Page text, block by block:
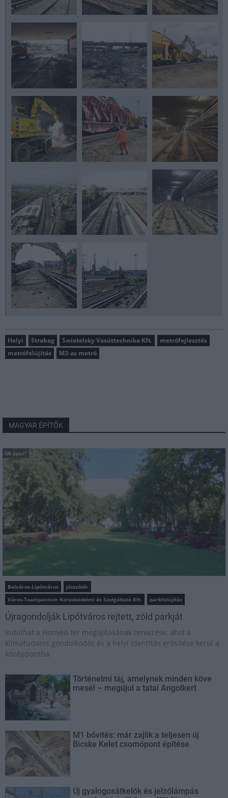
Helyi Strabag Swietelsky Vasúttechnika Kft.
metrófejlesztés
metrófelújítás
M3-as metró
MAGYAR ÉPÍTŐK
Mi épül?
Belváros-Lipótváros
játszótér
Város-Teampannon Kereskedelmi és Szolgáltató Kft.
parkfelújítás
Újragondolják Lipótváros rejtett, zöld parkját
Indulhat a Honvéd tér megújításának tervezése, ahol a
klímatudatos gondolkodás és a helyi identitás erősítése kerül a
középpontba.
Történelmi táj, amelynek minden köve
mesél – megújul a tatai Angolkert
M1 bővítés: már zajlik a teljesen új
Bicske Kelet csomópont építése
Új gyalogosátkelők és jelzőlámpás